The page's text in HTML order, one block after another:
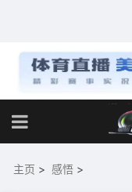
主页 > 感悟 >